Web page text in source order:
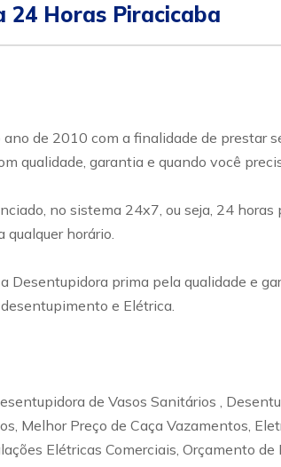
24 Horas Piracicaba
de 2010 com a finalidade de prestar
qualidade, garantia e quando você
no sistema 24x7, ou seja, 24
qualquer horário.
Desentupidora prima pela qualidade e
e Elétrica.
de Vasos Sanitários ,
Melhor Preço de Caça Vazamentos,
Elétricas Comerciais, Orçamento